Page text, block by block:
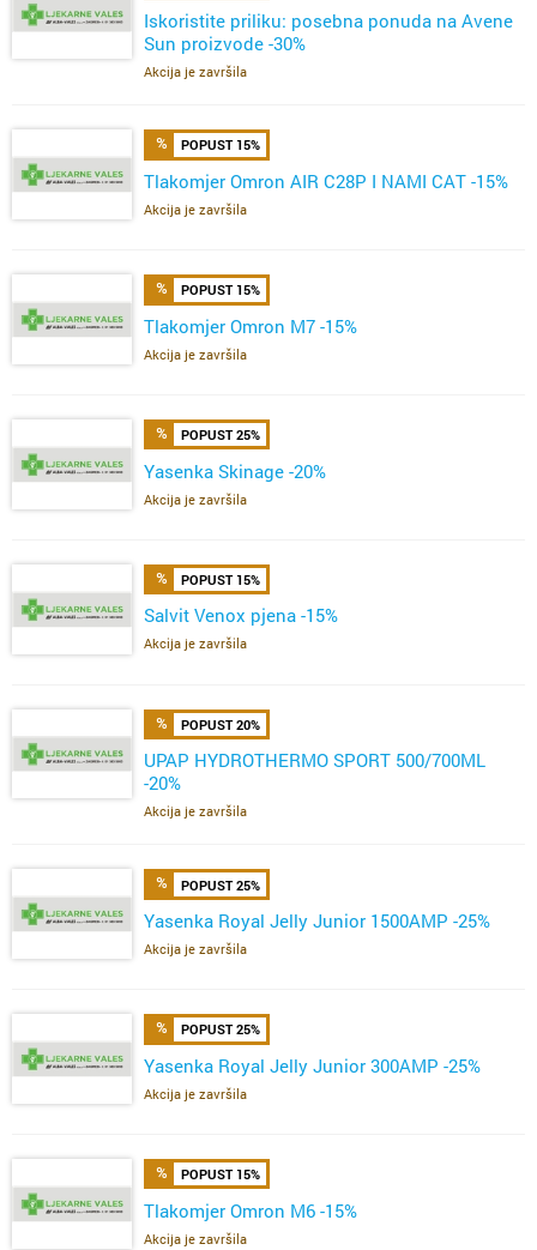
Iskoristite priliku: posebna ponuda na Avene
Sun proizvode -30%
Akcija je završila
POPUST 15%
Tlakomjer Omron AIR C28P I NAMI CAT -15%
Akcija je završila
POPUST 15%
Tlakomjer Omron M7 -15%
Akcija je završila
POPUST 25%
Yasenka Skinage -20%
Akcija je završila
POPUST 15%
Salvit Venox pjena -15%
Akcija je završila
POPUST 20%
UPAP HYDROTHERMO SPORT 500/700ML
-20%
Akcija je završila
POPUST 25%
Yasenka Royal Jelly Junior 1500AMP -25%
Akcija je završila
POPUST 25%
Yasenka Royal Jelly Junior 300AMP -25%
Akcija je završila
POPUST 15%
Tlakomjer Omron M6 -15%
Akcija je završila